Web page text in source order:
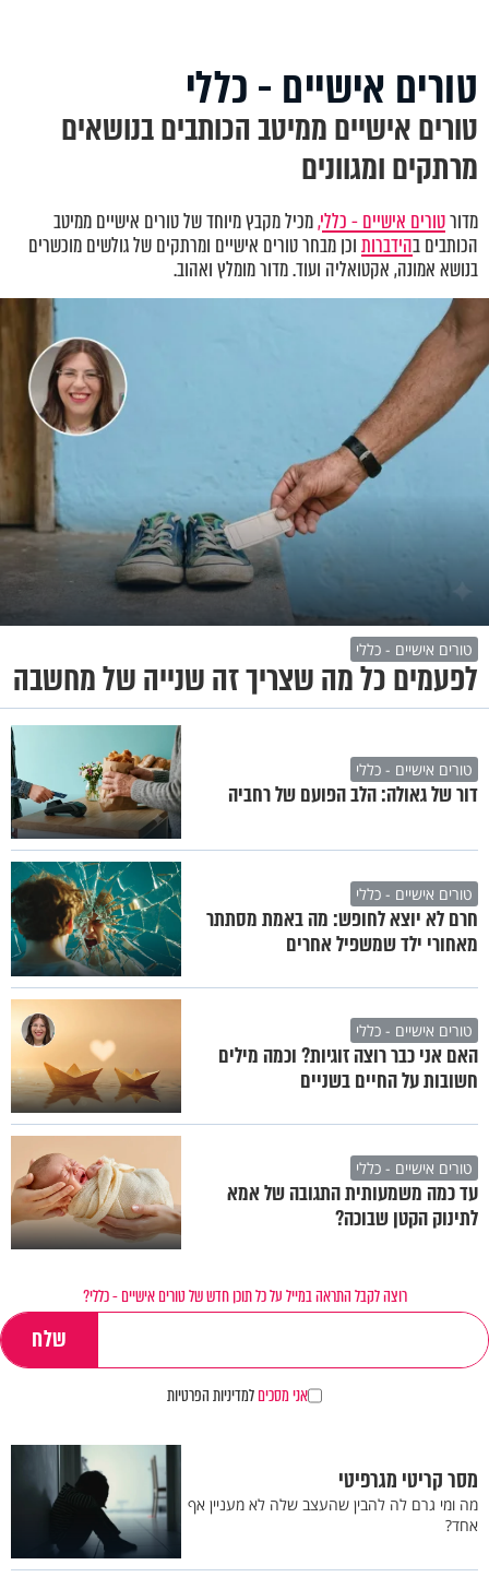
טורים אישיים - כללי
טורים אישיים ממיטב הכותבים בנושאים
מרתקים ומגוונים
מדורטורים אישיים - כללי,מכיל מקבץ מיוחד של טורים אישיים ממיטב
הכותבים בהידברותוכן מבחר טורים אישיים ומרתקים של גולשים מוכשרים
בנושא אמונה, אקטואליה ועוד. מדור מומלץ ואהוב.
טורים אישיים - כללי
לפעמים כל מה שצריך זה שנייה של מחשבה
טורים אישיים - כללי
דור של גאולה: הלב הפועם של רחביה
טורים אישיים - כללי
חרם לא יוצא לחופש: מה באמת מסתתר
מאחורי ילד שמשפיל אחרים
טורים אישיים - כללי
האם אני כבר רוצה זוגיות? וכמה מילים
חשובות על החיים בשניים
טורים אישיים - כללי
עד כמה משמעותית התגובה של אמא
לתינוק הקטן שבוכה?
רוצה לקבל התראה במייל על כל תוכן חדש של טורים אישיים - כללי?
אני מסכיםלמדיניות הפרטיות
מסר קריטי מגרפיטי
מה ומי גרם לה להבין שהעצב שלה לא מעניין אף
אחד?